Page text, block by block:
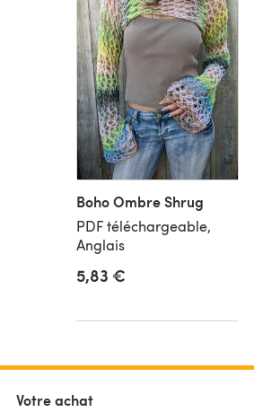
Boho Ombre Shrug
PDF téléchargeable,
Anglais
5,83 €
Votre achat